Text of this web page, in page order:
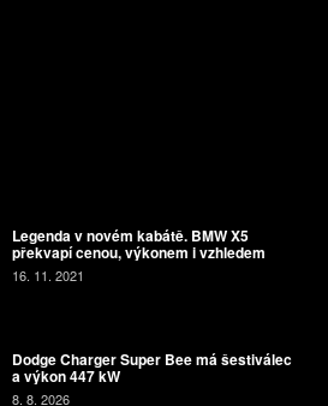
Legenda v novém kabátě. BMW X5
překvapí cenou, výkonem i vzhledem
16. 11. 2021
Dodge Charger Super Bee má šestiválec
a výkon 447 kW
8. 8. 2026